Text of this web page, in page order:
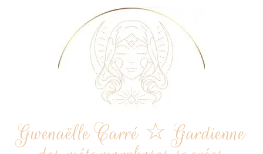
Gwenaëlle Carré ☆ Gardienne